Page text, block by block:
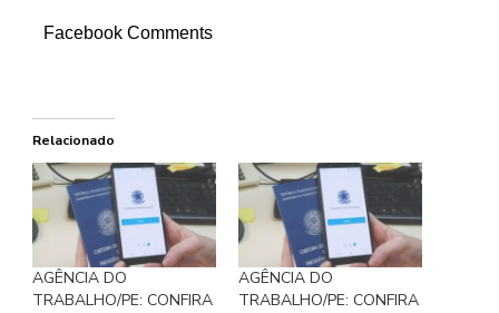
Facebook Comments
Relacionado
AGÊNCIA DO
TRABALHO/PE: CONFIRA
AGÊNCIA DO
TRABALHO/PE: CONFIRA